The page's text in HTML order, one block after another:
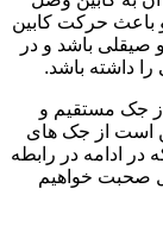
باعث حرکت کابین
باشد و در
داشته باشد.
30 تن است از جک مستقیم و
که ظرفیتشان بیش از 30 تن است از جک های
ادامه در رابطه
صحبت خواهیم